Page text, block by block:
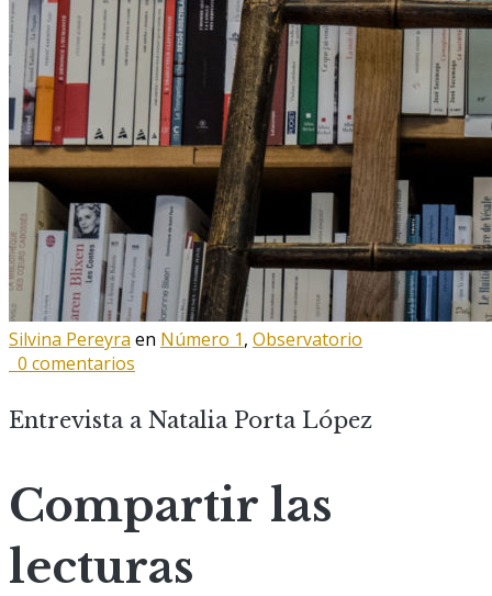
Silvina Pereyra en Número 1, Observatorio
0 comentarios
Entrevista a Natalia Porta López
Compartir las
lecturas